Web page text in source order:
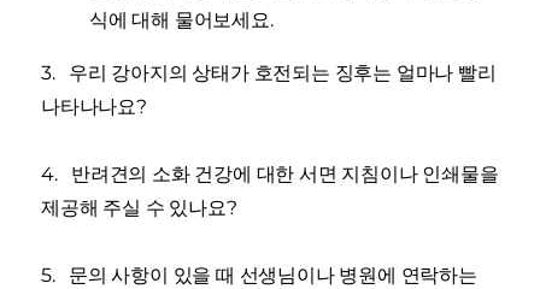
식에 대해 물어보세요.
3. 우리 강아지의 상태가 호전되는 징후는 얼마나 빨리
나타나나요?
4. 반려견의 소화 건강에 대한 서면 지침이나 인쇄물을
제공해 주실 수 있나요?
5. 문의 사항이 있을 때 선생님이나 병원에 연락하는